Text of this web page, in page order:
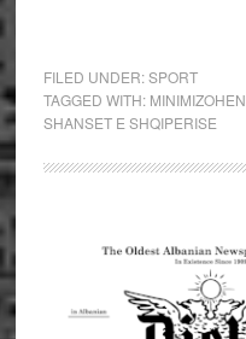
FILED UNDER:SPORT
TAGGED WITH: MINIMIZOHEN
SHANSET E SHQIPERISE